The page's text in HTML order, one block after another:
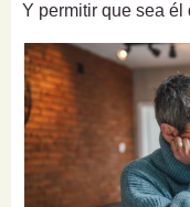
Y permitir que sea